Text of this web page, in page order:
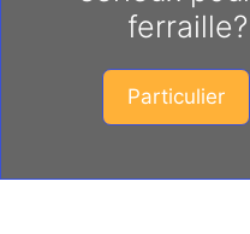
Particulier